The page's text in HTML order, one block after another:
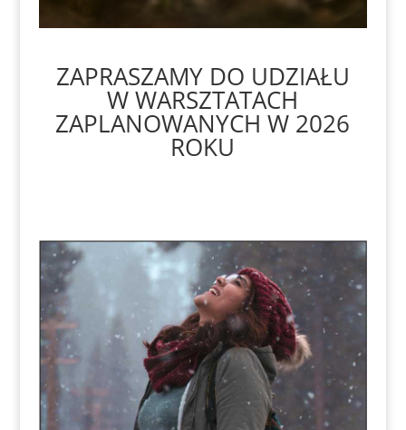
ZAPRASZAMY DO UDZIAŁU
W WARSZTATACH
ZAPLANOWANYCH W 2026
ROKU